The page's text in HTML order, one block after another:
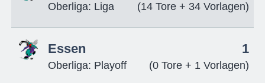
Oberliga: Liga (14 Tore + 34 Vorlagen)
Essen
Oberliga: Playoff
1
(0 Tore + 1 Vorlagen)